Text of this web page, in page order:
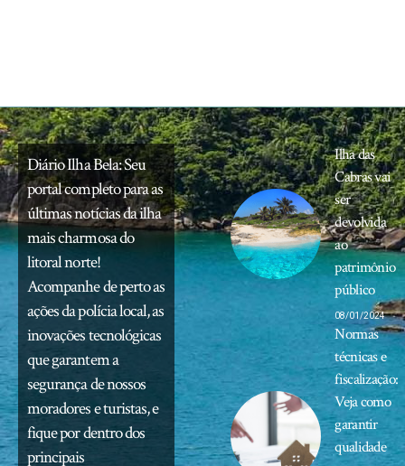
Diário Ilha Bela: Seu
portal completo para as
últimas notícias da ilha
mais charmosa do
litoral norte!
Acompanhe de perto as
ações da polícia local, as
inovações tecnológicas
que garantem a
segurança de nossos
moradores e turistas, e
fique por dentro dos
principais
Ilha das
Cabras vai
ser
devolvida
ao
patrimônio
público
08/01/2024
Normas
técnicas e
fiscalização:
Veja como
garantir
qualidade